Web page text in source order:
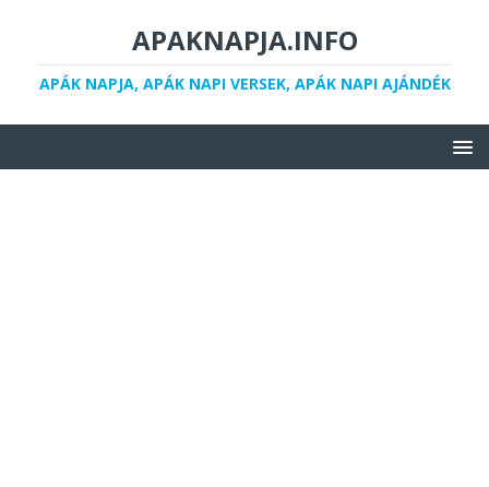
APAKNAPJA.INFO
APÁK NAPJA, APÁK NAPI VERSEK, APÁK NAPI AJÁNDÉK